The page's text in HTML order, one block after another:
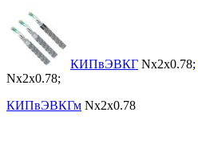
КИПвЭВКГ Nx2x0.78;
Nx2x0.78;
КИПвЭВКГм Nx2x0.78